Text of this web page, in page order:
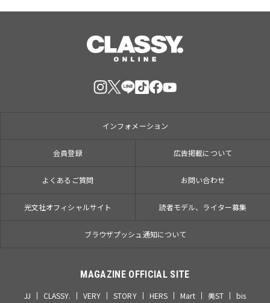
インフォメーション
会員登録 広告掲載について
よくあるご質問 お問い合わせ
光文社オフィシャルサイト 読者モデル、ライター募集
ブラウザプッシュ通知について
MAGAZINE OFFICIAL SITE
JJ CLASSY. VERY STORY HERS Mart 美ST
bis